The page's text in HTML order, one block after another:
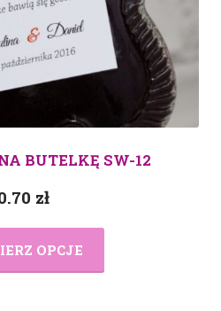
BUTELKĘ SW-12
zł
OPCJE